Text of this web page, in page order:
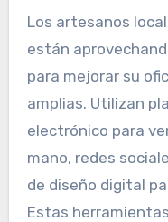
Los artesanos
están
para mejorar su
amplias. Utilizan
electrónico para
mano, redes
de diseño digital
Estas